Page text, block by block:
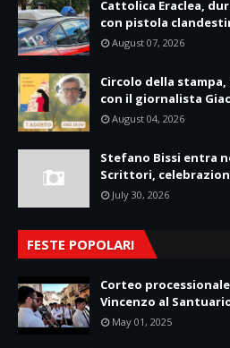
Cattolica Eraclea,
con pistola
August 07, 2026
Circolo della
con il giornalista
August 04, 2026
Stefano Bissi entra
Scrittori,
July 30, 2026
FESTE POPOLARI
Corteo
Vincenzo al
May 01, 2025